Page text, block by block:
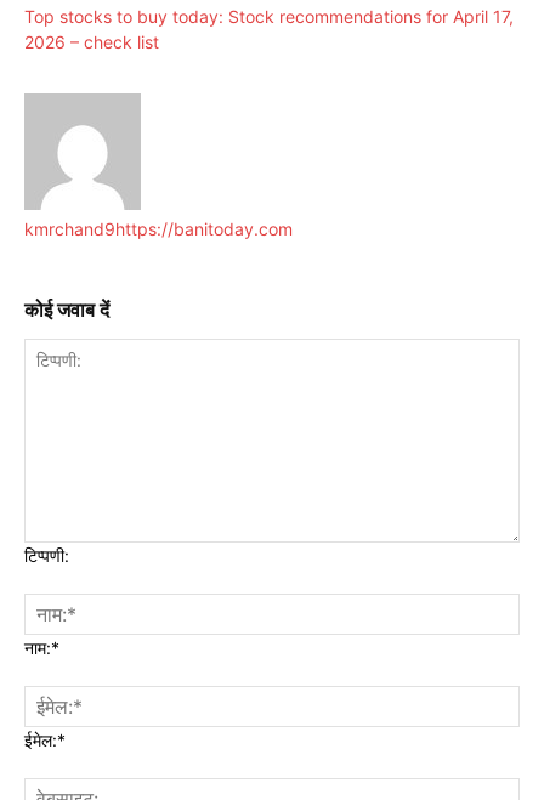
Top stocks to buy today: Stock recommendations for April 17,
2026 – check list
kmrchand9https://banitoday.com
कोई जवाब दें
टिप्पणी:
नाम:*
ईमेल:*